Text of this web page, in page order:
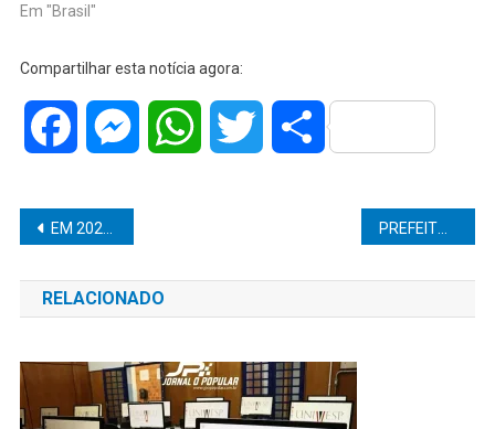
Em "Brasil"
Compartilhar esta notícia agora:
Facebook MessengerWhatsAppTwitter Share
Navegação
de
Post
EM 2022 O IPVA DEVE FICAR MAIS CARO
RELACIONADO